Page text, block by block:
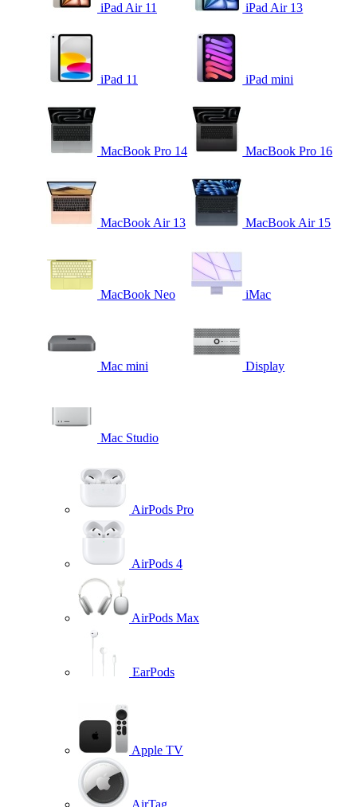
iPad Air 11 iPad Air 13
iPad 11 iPad mini
MacBook Pro 14 MacBook Pro 16
MacBook Air 13 MacBook Air 15
MacBook Neo iMac
Mac mini Display
Mac Studio
AirPods Pro
AirPods 4
AirPods Max
EarPods
Apple TV